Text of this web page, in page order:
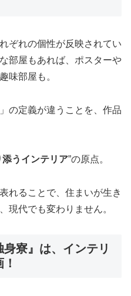
ぞれの個性が反映されてい
部屋もあれば、ポスターや
味部屋も。
の定義が違うことを、作品
うインテリア”の原点。
れることで、住まいが生き
現代でも変わりません。
寮』は、インテリ